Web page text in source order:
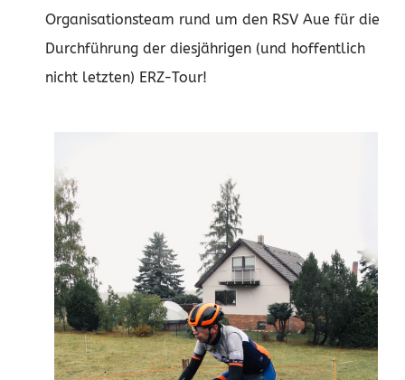
Organisationsteam rund um den RSV Aue für die
Durchführung der diesjährigen (und hoffentlich
nicht letzten) ERZ-Tour!